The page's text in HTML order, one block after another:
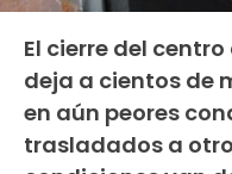
El cierre del
deja a cientos de
en aún peores
trasladados a